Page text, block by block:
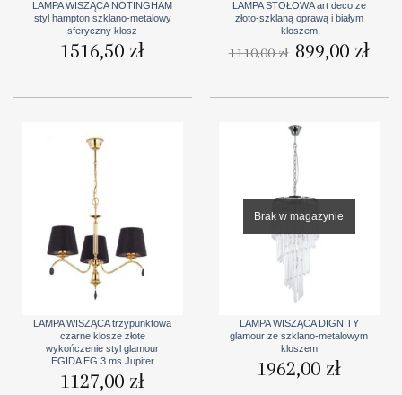
LAMPA WISZĄCA NOTINGHAM
styl hampton szklano-metalowy
sferyczny klosz
1516,50 zł
LAMPA STOŁOWA art deco ze
złoto-szklaną oprawą i białym
kloszem
1110,00zł
Pierwotna
cena
899,00 złcena
LAMPA WISZĄCA trzypunktowa
czarne klosze złote
wykończenie styl glamour
EGIDA EG 3 ms Jupiter
1127,00 zł
Brak w magazynie
LAMPA WISZĄCA DIGNITY
glamour ze szklano-metalowym
kloszem
1962,00 zł